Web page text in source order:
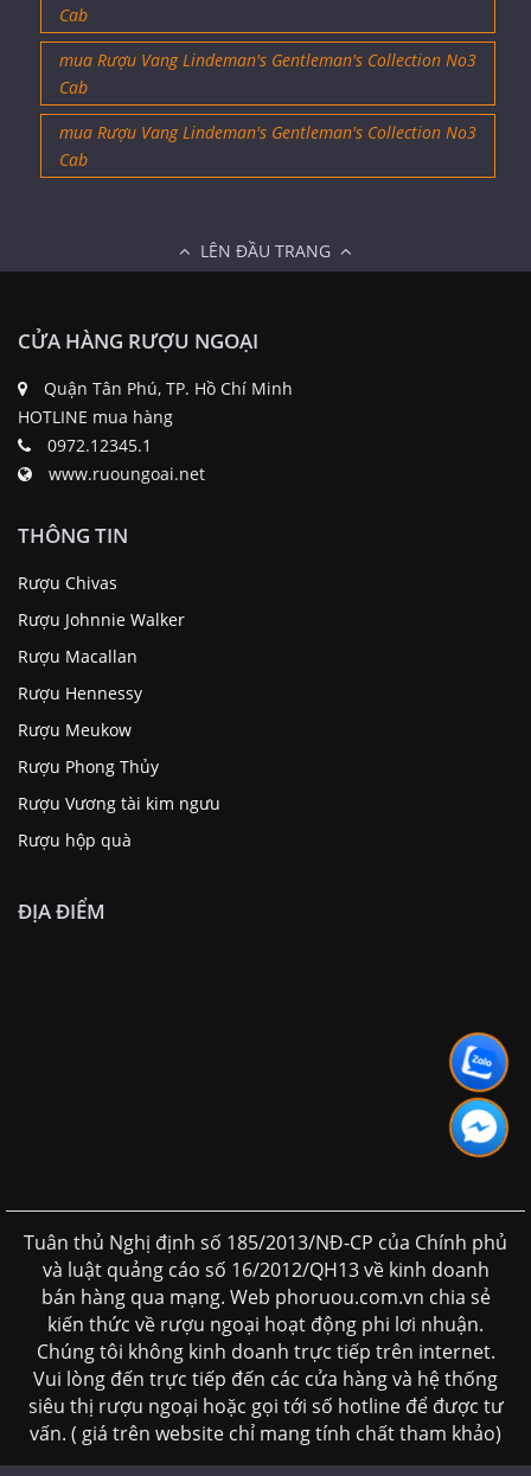
mua Rượu Vang Lindeman's Gentleman's Collection No3
Cab
mua Rượu Vang Lindeman's Gentleman's Collection No3
Cab
mua Rượu Vang Lindeman's Gentleman's Collection No3
Quận Tân Phú, TP. Hồ Chí Minh
HOTLINE mua hàng
0972.12345.1
Rượu Chivas
Rượu Johnnie Walker
Rượu Macallan
Rượu Hennessy
Rượu Meukow
Rượu Phong Thủy
Rượu Vương tài kim ngưu
Tuân thủ Nghị định số 185/2013/NĐ-CP của Chính phủ
và luật quảng cáo số 16/2012/QH13 về kinh doanh
bán hàng qua mạng. Web phoruou.com.vn chia sẻ
kiến thức về rượu ngoại hoạt động phi lơi nhuận.
Chúng tôi không kinh doanh trực tiếp trên internet.
Vui lòng đến trực tiếp đến các cửa hàng và hệ thống
siêu thị rượu ngoại hoặc gọi tới số hotline để được tư
vấn. ( giá trên website chỉ mang tính chất tham khảo)